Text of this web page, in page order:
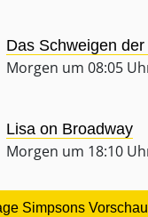
Das Schweigen
Morgen um 08:05
Lisa on Broadway
Morgen um 18:10
Simpsons Vorschau